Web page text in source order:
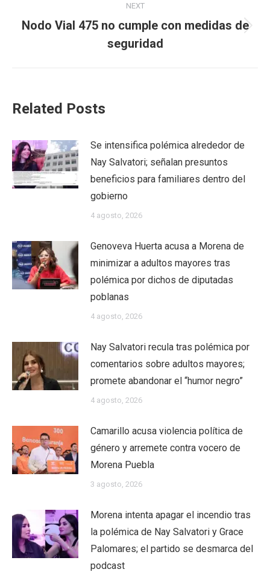
NEXT
Next
post:
Nodo Vial 475 no cumple con medidas de
seguridad
Related Posts
Se intensifica polémica alrededor de
Nay Salvatori; señalan presuntos
beneficios para familiares dentro del
gobierno
4 agosto, 2026
Genoveva Huerta acusa a Morena de
minimizar a adultos mayores tras
polémica por dichos de diputadas
poblanas
4 agosto, 2026
Nay Salvatori recula tras polémica por
comentarios sobre adultos mayores;
promete abandonar el “humor negro”
4 agosto, 2026
Camarillo acusa violencia política de
género y arremete contra vocero de
Morena Puebla
3 agosto, 2026
Morena intenta apagar el incendio tras
la polémica de Nay Salvatori y Grace
Palomares; el partido se desmarca del
podcast